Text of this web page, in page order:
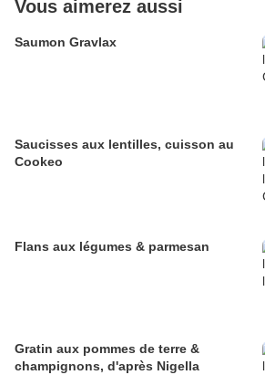
Vous aimerez aussi
Saumon Gravlax
Saucisses aux lentilles, cuisson au
Cookeo
Flans aux légumes & parmesan
Gratin aux pommes de terre &
champignons, d'après Nigella